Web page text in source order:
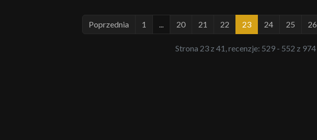
Poprzednia 1 20 21 22 23 24 25 26
Strona 23 z 41, recenzje: 529 - 552 z 974